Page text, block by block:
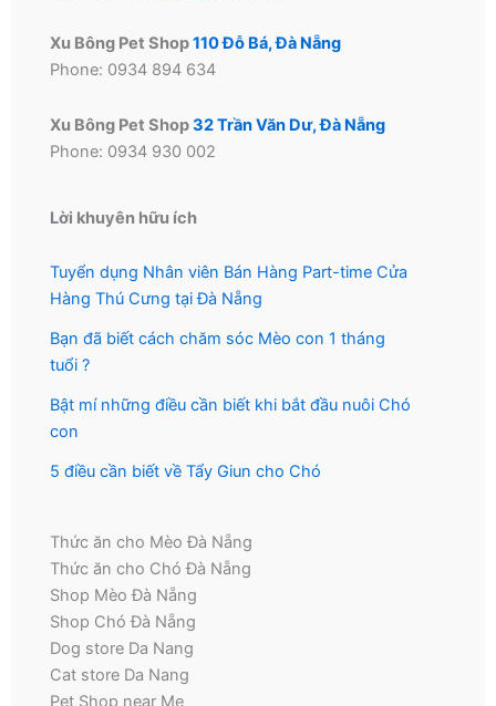
Xu Bông Pet Shop110 Đỗ Bá, Đà Nẵng
Phone: 0934 894 634
Xu Bông Pet Shop32 Trần Văn Dư, Đà Nẵng
Phone: 0934 930 002
Lời khuyên hữu ích
Tuyển dụng Nhân viên Bán Hàng Part-time Cửa
Hàng Thú Cưng tại Đà Nẵng
Bạn đã biết cách chăm sóc Mèo con 1 tháng
tuổi ?
Bật mí những điều cần biết khi bắt đầu nuôi Chó
con
5 điều cần biết về Tẩy Giun cho Chó
Thức ăn cho Mèo Đà Nẵng
Thức ăn cho Chó Đà Nẵng
Shop Mèo Đà Nẵng
Shop Chó Đà Nẵng
Dog store Da Nang
Cat store Da Nang